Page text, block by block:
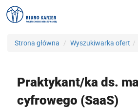
Strona główna Wyszukiwarka ofert
Praktykant/ka ds.
cyfrowego (SaaS)